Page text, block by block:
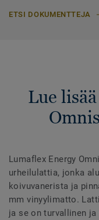
ETSI DOKUMENTTEJA
Lue
Lumaflex Energy
urheilulattia, jonka
koivuvanerista ja
mm vinyylimatto.
ja se on turvallinen